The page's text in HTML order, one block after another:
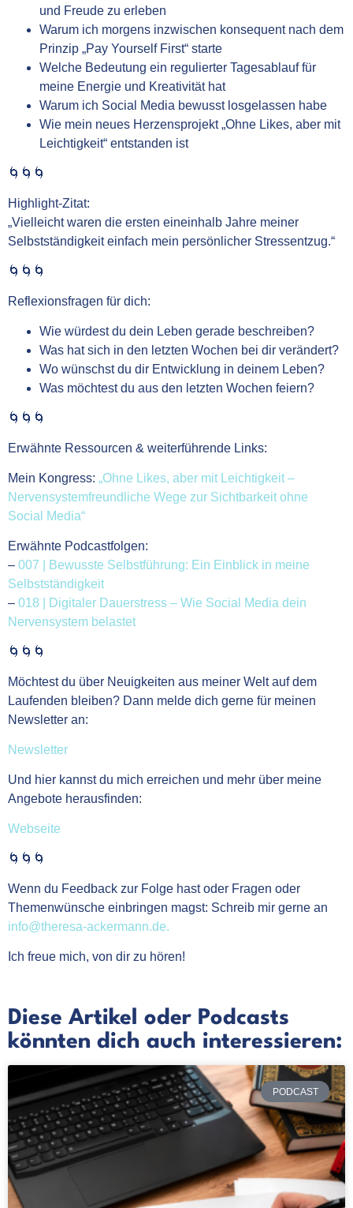
und Freude zu erleben
Warum ich morgens inzwischen konsequent nach dem
Prinzip „Pay Yourself First“ starte
Welche Bedeutung ein regulierter Tagesablauf für
meine Energie und Kreativität hat
Warum ich Social Media bewusst losgelassen habe
Wie mein neues Herzensprojekt „Ohne Likes, aber mit
Leichtigkeit“ entstanden ist
🌀🌀🌀
Highlight-Zitat:
„Vielleicht waren die ersten eineinhalb Jahre meiner
Selbstständigkeit einfach mein persönlicher Stressentzug.“
🌀🌀🌀
Reflexionsfragen für dich:
Wie würdest du dein Leben gerade beschreiben?
Was hat sich in den letzten Wochen bei dir verändert?
Wo wünschst du dir Entwicklung in deinem Leben?
Was möchtest du aus den letzten Wochen feiern?
🌀🌀🌀
Erwähnte Ressourcen & weiterführende Links:
Mein Kongress: „Ohne Likes, aber mit Leichtigkeit –
Nervensystemfreundliche Wege zur Sichtbarkeit ohne
Social Media“
Erwähnte Podcastfolgen:
– 007 | Bewusste Selbstführung: Ein Einblick in meine
Selbstständigkeit
– 018 | Digitaler Dauerstress – Wie Social Media dein
Nervensystem belastet
🌀🌀🌀
Möchtest du über Neuigkeiten aus meiner Welt auf dem
Laufenden bleiben? Dann melde dich gerne für meinen
Newsletter an:
Newsletter
Und hier kannst du mich erreichen und mehr über meine
Angebote herausfinden:
Webseite
🌀🌀🌀
Wenn du Feedback zur Folge hast oder Fragen oder
Themenwünsche einbringen magst: Schreib mir gerne an
info@theresa-ackermann.de.
Ich freue mich, von dir zu hören!
Diese Artikel oder Podcasts
könnten dich auch interessieren:
PODCAST